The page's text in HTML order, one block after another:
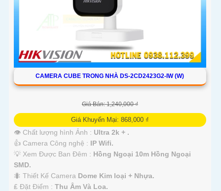
CAMERA CUBE TRONG NHÀ DS-2CD2423G2-IW (W)
Giá Bán: 1,240,000 ₫
Giá Khuyến Mại: 868,000 ₫
👁 Chất lượng hình Ảnh : Ultra 2k + .
👍 Camera Công nghệ : IP Wifi.
💡 Xem Được Ban Đêm : Hồng Ngoại 10m Hồng Ngoại
SMD.
🐜 Thiết Kế Camera Dome Kim loại + Nhựa.
️₤ Đặt Điểm : Thu Âm Và Loa.